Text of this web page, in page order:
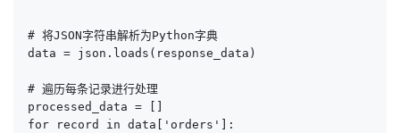
# 将JSON字符串解析为Python字典
data = json.loads(response_data)
# 遍历每条记录进行处理
processed_data = []
for record in data['orders']: